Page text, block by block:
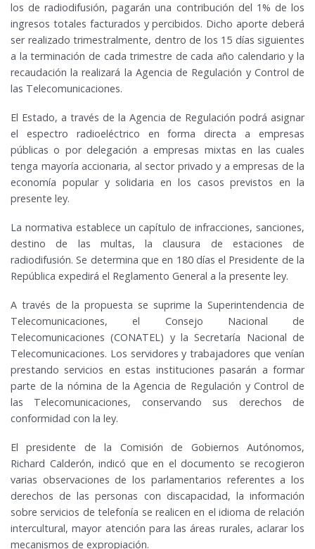
los de radiodifusión, pagarán una contribución del 1% de los
ingresos totales facturados y percibidos. Dicho aporte deberá
ser realizado trimestralmente, dentro de los 15 días siguientes
a la terminación de cada trimestre de cada año calendario y la
recaudación la realizará la Agencia de Regulación y Control de
las Telecomunicaciones.
El Estado, a través de la Agencia de Regulación podrá asignar
el espectro radioeléctrico en forma directa a empresas
públicas o por delegación a empresas mixtas en las cuales
tenga mayoría accionaria, al sector privado y a empresas de la
economía popular y solidaria en los casos previstos en la
presente ley.
La normativa establece un capítulo de infracciones, sanciones,
destino de las multas, la clausura de estaciones de
radiodifusión. Se determina que en 180 días el Presidente de la
República expedirá el Reglamento General a la presente ley.
A través de la propuesta se suprime la Superintendencia de
Telecomunicaciones, el Consejo Nacional de
Telecomunicaciones (CONATEL) y la Secretaría Nacional de
Telecomunicaciones. Los servidores y trabajadores que venían
prestando servicios en estas instituciones pasarán a formar
parte de la nómina de la Agencia de Regulación y Control de
las Telecomunicaciones, conservando sus derechos de
conformidad con la ley.
El presidente de la Comisión de Gobiernos Autónomos,
Richard Calderón, indicó que en el documento se recogieron
varias observaciones de los parlamentarios referentes a los
derechos de las personas con discapacidad, la información
sobre servicios de telefonía se realicen en el idioma de relación
intercultural, mayor atención para las áreas rurales, aclarar los
mecanismos de expropiación.